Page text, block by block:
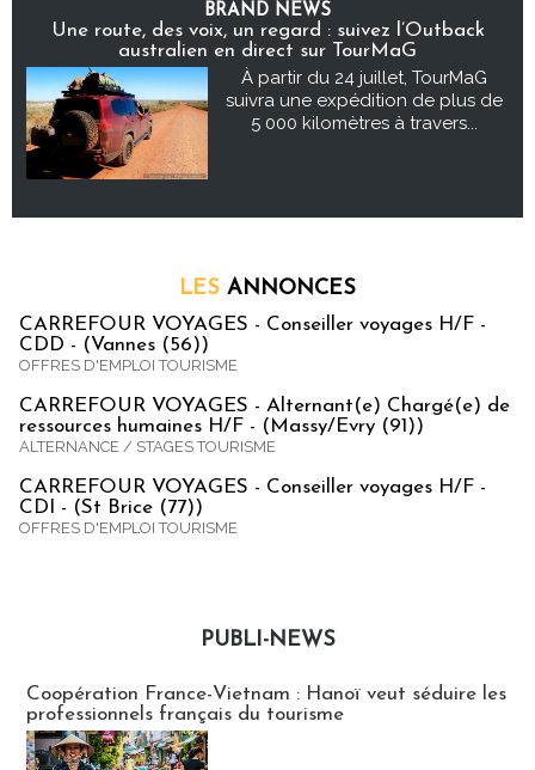
BRAND NEWS
Une route, des voix, un regard : suivez l’Outback
australien en direct sur TourMaG
À partir du 24 juillet, TourMaG
suivra une expédition de plus de
5 000 kilomètres à travers...
LES ANNONCES
CARREFOUR VOYAGES - Conseiller voyages H/F -
CDD - (Vannes (56))
OFFRES D'EMPLOI TOURISME
CARREFOUR VOYAGES - Alternant(e) Chargé(e) de
ressources humaines H/F - (Massy/Evry (91))
ALTERNANCE / STAGES TOURISME
CARREFOUR VOYAGES - Conseiller voyages H/F -
CDI - (St Brice (77))
OFFRES D'EMPLOI TOURISME
PUBLI-NEWS
Coopération France-Vietnam : Hanoï veut séduire les
professionnels français du tourisme